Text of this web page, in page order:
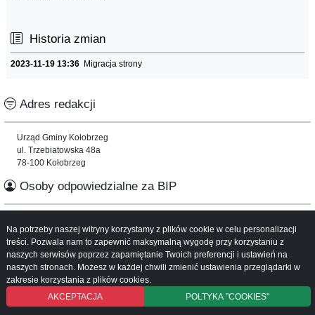
Historia zmian
2023-11-19 13:36 Migracja strony
Adres redakcji
Urząd Gminy Kołobrzeg
ul. Trzebiatowska 48a
78-100 Kołobrzeg
Osoby odpowiedzialne za BIP
Mapa serwisu
Instrukcja obsługi
Na potrzeby naszej witryny korzystamy z plików cookie w celu personalizacji
treści. Pozwala nam to zapewnić maksymalną wygodę przy korzystaniu z
naszych serwisów poprzez zapamiętanie Twoich preferencji i ustawień na
naszych stronach. Możesz w każdej chwili zmienić ustawienia przeglądarki w
zakresie korzystania z plików cookies.
AKCEPTACJA
POLTYKA "COOKIES"